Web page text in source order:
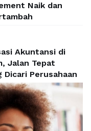
Naik dan
Akuntansi di
Jalan Tepat
Dicari Perusahaan